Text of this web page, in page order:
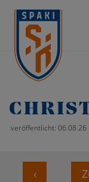
veröffentlicht: 06.08.26
‹